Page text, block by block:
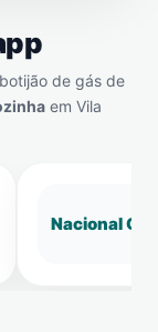
de gás de
em Vila
Nacional Gás